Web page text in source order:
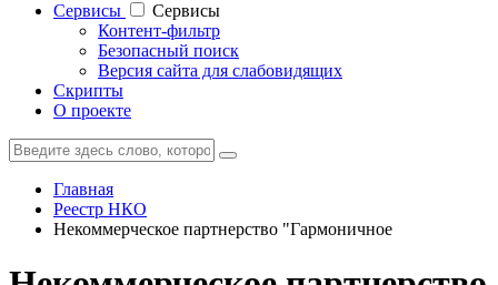
Cервисы
Cервисы
Контент-фильтр
Безопасный поиск
Версия сайта для слабовидящих
Скрипты
О проекте
Главная
Реестр НКО
Некоммерческое партнерство "Гармоничное